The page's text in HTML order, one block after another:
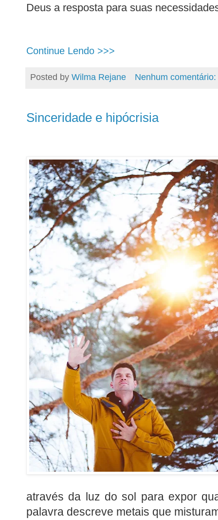
Deus a resposta para suas
Continue Lendo >>>
Posted by Wilma Rejane Nenhum comentário:
Sinceridade e hipócrisia
através da luz do sol para expor
palavra descreve metais que